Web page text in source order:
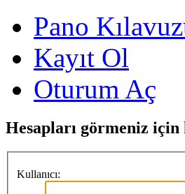
Pano
Kayıt Ol
Oturum Aç
Hesapları görmeniz için
Kullanıcı: